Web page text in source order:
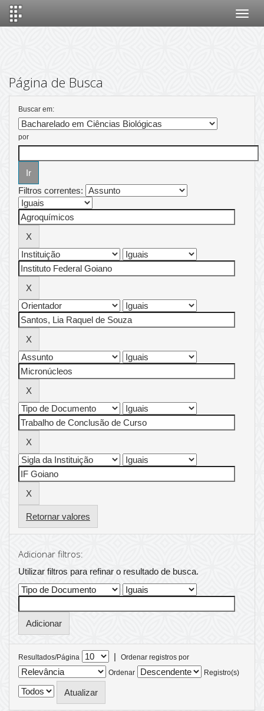
Página de Busca
Buscar em:
por
Filtros correntes:
Retornar valores
Adicionar filtros:
Utilizar filtros para refinar o resultado de busca.
Resultados/Página |
Ordenar registros por
Ordenar
Registro(s)